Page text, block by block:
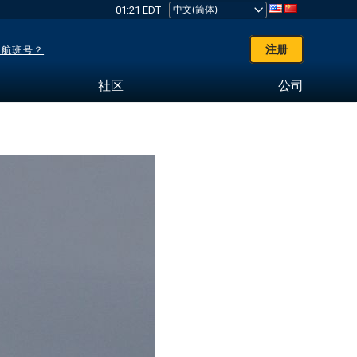
01:21 EDT
班号？ 注册
社区 公司